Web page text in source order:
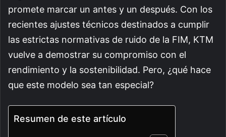
promete marcar un antes y un después. Con los
recientes ajustes técnicos destinados a cumplir
las estrictas normativas de ruido de la FIM, KTM
vuelve a demostrar su compromiso con el
rendimiento y la sostenibilidad. Pero, ¿qué hace
que este modelo sea tan especial?
Resumen de este artículo